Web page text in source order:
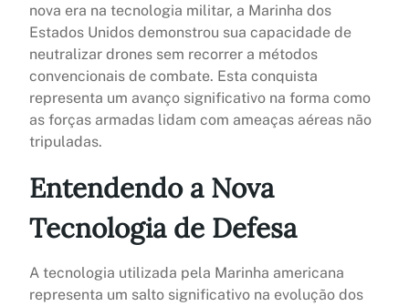
nova era na tecnologia militar, a Marinha dos
Estados Unidos demonstrou sua capacidade de
neutralizar drones sem recorrer a métodos
convencionais de combate. Esta conquista
representa um avanço significativo na forma como
as forças armadas lidam com ameaças aéreas não
tripuladas.
Entendendo a Nova
Tecnologia de Defesa
A tecnologia utilizada pela Marinha americana
representa um salto significativo na evolução dos